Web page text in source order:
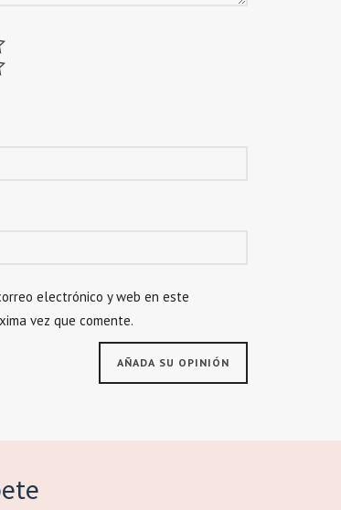
electrónico y web en este
vez que comente.